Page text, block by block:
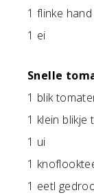
1 flinke
1 ei
Snelle
1 blik
1 klein blikje
1 ui
1
1 eetl